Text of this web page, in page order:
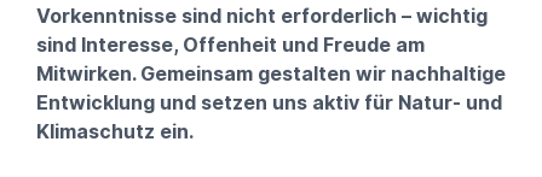
Vorkenntnisse sind nicht erforderlich – wichtig
sind Interesse, Offenheit und Freude am
Mitwirken. Gemeinsam gestalten wir nachhaltige
Entwicklung und setzen uns aktiv für Natur- und
Klimaschutz ein.